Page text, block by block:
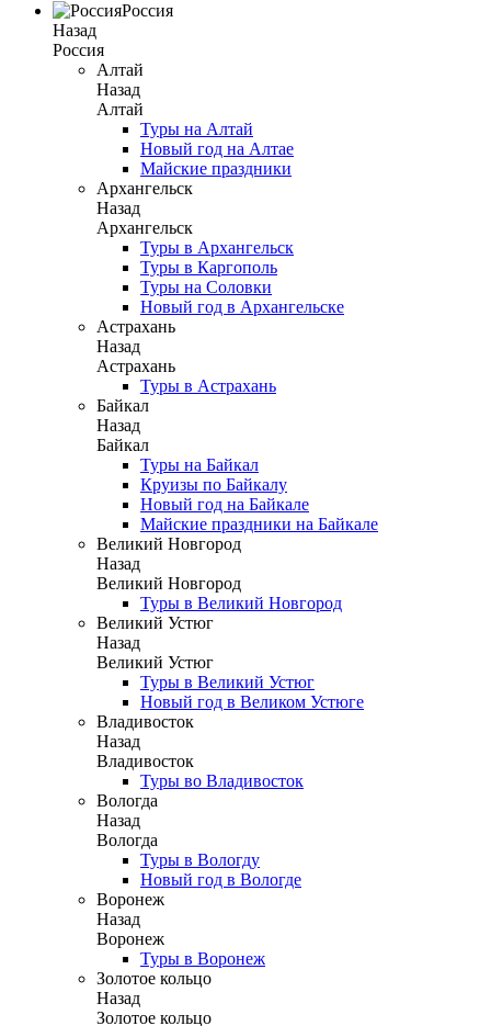
Россия
Назад
Россия
Алтай
Назад
Алтай
Туры на Алтай
Новый год на Алтае
Майские праздники
Архангельск
Назад
Архангельск
Туры в Архангельск
Туры в Каргополь
Туры на Соловки
Новый год в Архангельске
Астрахань
Назад
Астрахань
Туры в Астрахань
Байкал
Назад
Байкал
Туры на Байкал
Круизы по Байкалу
Новый год на Байкале
Майские праздники на Байкале
Великий Новгород
Назад
Великий Новгород
Туры в Великий Новгород
Великий Устюг
Назад
Великий Устюг
Туры в Великий Устюг
Новый год в Великом Устюге
Владивосток
Назад
Владивосток
Туры во Владивосток
Вологда
Назад
Вологда
Туры в Вологду
Новый год в Вологде
Воронеж
Назад
Воронеж
Туры в Воронеж
Золотое кольцо
Назад
Золотое кольцо